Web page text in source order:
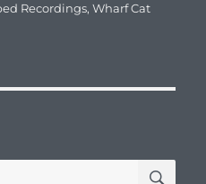
Recordings,Wharf Cat